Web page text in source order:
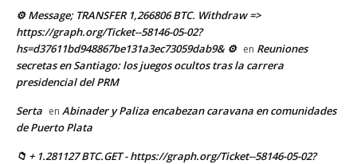
⚙ Message; TRANSFER 1,266806 BTC. Withdraw =>
https://graph.org/Ticket--58146-05-02?
hs=d37611bd948867be131a3ec73059dab9& ⚙ en Reuniones
secretas en Santiago: los juegos ocultos tras la carrera
presidencial del PRM
Serta en Abinader y Paliza encabezan caravana en comunidades
de Puerto Plata
📁 + 1.281127 BTC.GET - https://graph.org/Ticket--58146-05-02?